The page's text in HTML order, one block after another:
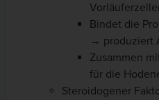
Bindet die
→ produziert
Zusammen
für die
Steroidogener